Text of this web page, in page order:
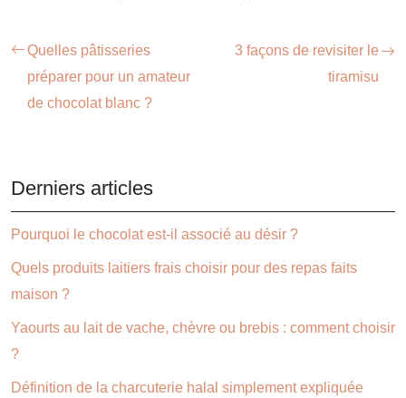
Quelles pâtisseries
préparer pour un amateur
de chocolat blanc ?
3 façons de revisiter le
tiramisu
Derniers articles
Pourquoi le chocolat est-il associé au désir ?
Quels produits laitiers frais choisir pour des repas faits
maison ?
Yaourts au lait de vache, chèvre ou brebis : comment choisir
?
Définition de la charcuterie halal simplement expliquée